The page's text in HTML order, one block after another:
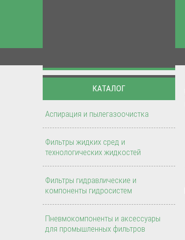
КАТАЛОГ
Аспирация и пылегазоочистка
Фильтры жидких сред и
технологических жидкостей
Фильтры гидравлические и
компоненты гидросистем
Пневмокомпоненты и аксессуары
для промышленных фильтров